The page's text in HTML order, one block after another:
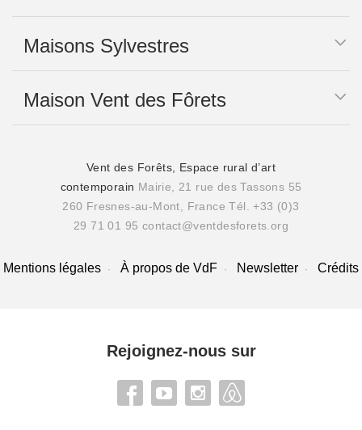
Maisons Sylvestres
Maison Vent des Fôrets
Vent des Forêts, Espace rural d’art
contemporain Mairie, 21 rue des Tassons 55
260 Fresnes-au-Mont, France Tél. +33 (0)3
29 71 01 95 contact@ventdesforets.org
Mentions légales À propos de VdF Newsletter Crédits
Rejoignez-nous sur